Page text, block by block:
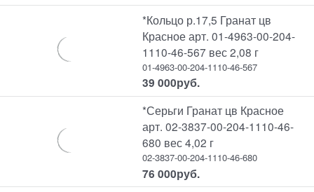
*Кольцо р.17,5 Гранат цв
Красное арт. 01-4963-00-204-
1110-46-567 вес 2,08 г
01-4963-00-204-1110-46-567
39 000руб.
*Серьги Гранат цв Красное
арт. 02-3837-00-204-1110-46-
680 вес 4,02 г
02-3837-00-204-1110-46-680
76 000руб.